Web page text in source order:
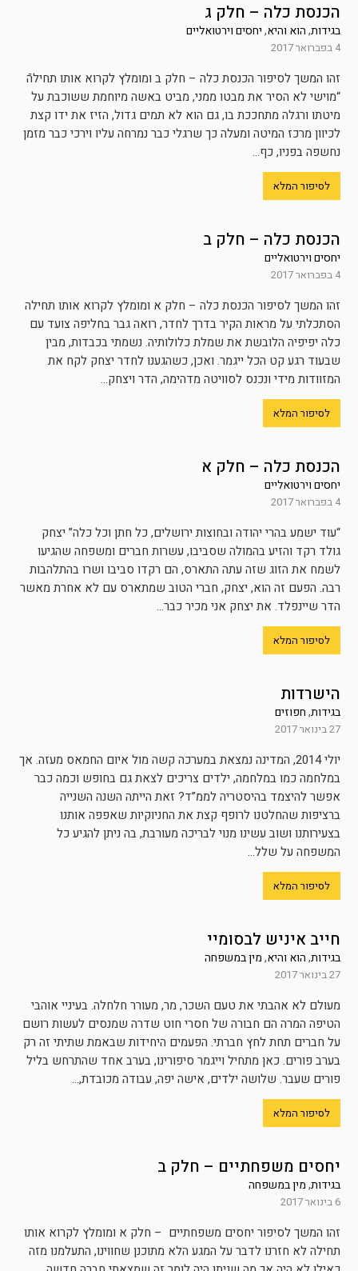
הכנסת כלה – חלק ג
בגידות,הוא והיא,יחסים וירטואליים
4 בפברואר 2017
זהו המשך לסיפור הכנסת כלה – חלק ב ומומלץ לקרוא אותו תחילהֿ
“מוישי לא הסיר את מבטו ממני, מביט באשה מיוחמת ששוכבת על
מיטתו ורגלה מתחככת בו, גם הוא לא תמים גדול, הזיז את ידו קצת
לכיוון מרכז המיטה ומעלה כך שרגלי כבר נמרחה עליו וירכי כבר מזמן
נחשפה בפניו, כף...
לסיפור המלא
הכנסת כלה – חלק ב
יחסים וירטואליים
4 בפברואר 2017
זהו המשך לסיפור הכנסת כלה – חלק א ומומלץ לקרוא אותו תחילה
הסתכלתי על מראות הקיר בדרך לחדר, רואה גבר בחליפה צועד עם
כלה יפיפיה הלובשת את שמלת כלולותיה. נשמתי בכבדות, מבין
שבעוד רגע קט הכל ייגמר. ואכן, כשהגענו לחדר יצחק לקח את
המזוודות מידי ונכנס לסוויטה מדהימה, הדר ויצחק...
לסיפור המלא
הכנסת כלה – חלק א
יחסים וירטואליים
4 בפברואר 2017
“עוד ישמע בהרי יהודה ובחוצות ירושלים, כל חתן וכל כלה” יצחק
גולד רקד והזיע בהמולה שסביבו, עשרות חברים ומשפחה שהגיעו
לשמח את הזוג שזה עתה התארס, הם רקדו סביבו ושרו בהתלהבות
רבה. הפעם זה הוא, יצחק, חברי הטוב שמתארס עם לא אחרת מאשר
הדר שיינפלד. את יצחק אני מכיר כבר...
לסיפור המלא
הישרדות
בגידות,חפוזים
27 בינואר 2017
יולי 2014, המדינה נמצאת במערכה קשה מול איום החמאס מעזה. אך
במלחמה כמו במלחמה, ילדים צריכים לצאת גם בחופש וכמה כבר
אפשר להיצמד בהיסטריה לממ”ד? זאת הייתה השנה השנייה
ברציפות שהחלטנו לרופף קצת את החניוקיות שאפפה אותנו
בצעירותנו ושוב עשינו מנוי לבריכה מעורבת, בה ניתן להגיע כל
המשפחה על שלל...
לסיפור המלא
חייב איניש לבסומיי
בגידות,הוא והיא,מין במשפחה
27 בינואר 2017
מעולם לא אהבתי את טעם השכר, מר, מעורר חלחלה. בעיניי אוהבי
הטיפה המרה הם חבורה של חסרי חוט שדרה שמנסים לעשות רושם
על חברים תחת לחץ חברתי. הפעמים היחידות שבאמת שתיתי זה רק
בערב פורים. כאן מתחיל וייגמר סיפורינו, בערב אחד שהתרחש בליל
פורים שעבר. שלושה ילדים, אישה יפה, עבודה מכובדת,...
לסיפור המלא
יחסים משפחתיים – חלק ב
בגידות,מין במשפחה
6 בינואר 2017
זהו המשך לסיפור יחסים משפחתיים – חלק א ומומלץ לקרוא אותו
תחילה לא חזרנו לדבר על המגע הלא מתוכנן שחווינו, התעלמנו מזה